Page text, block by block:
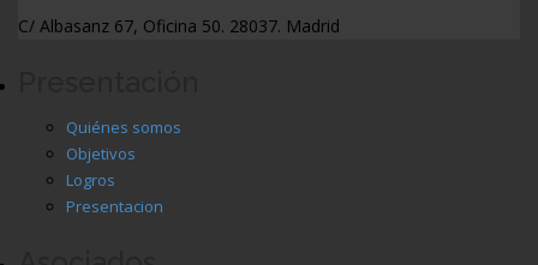
C/ Albasanz 67, Oficina 50. 28037. Madrid
Quiénes somos
Objetivos
Logros
Presentacion